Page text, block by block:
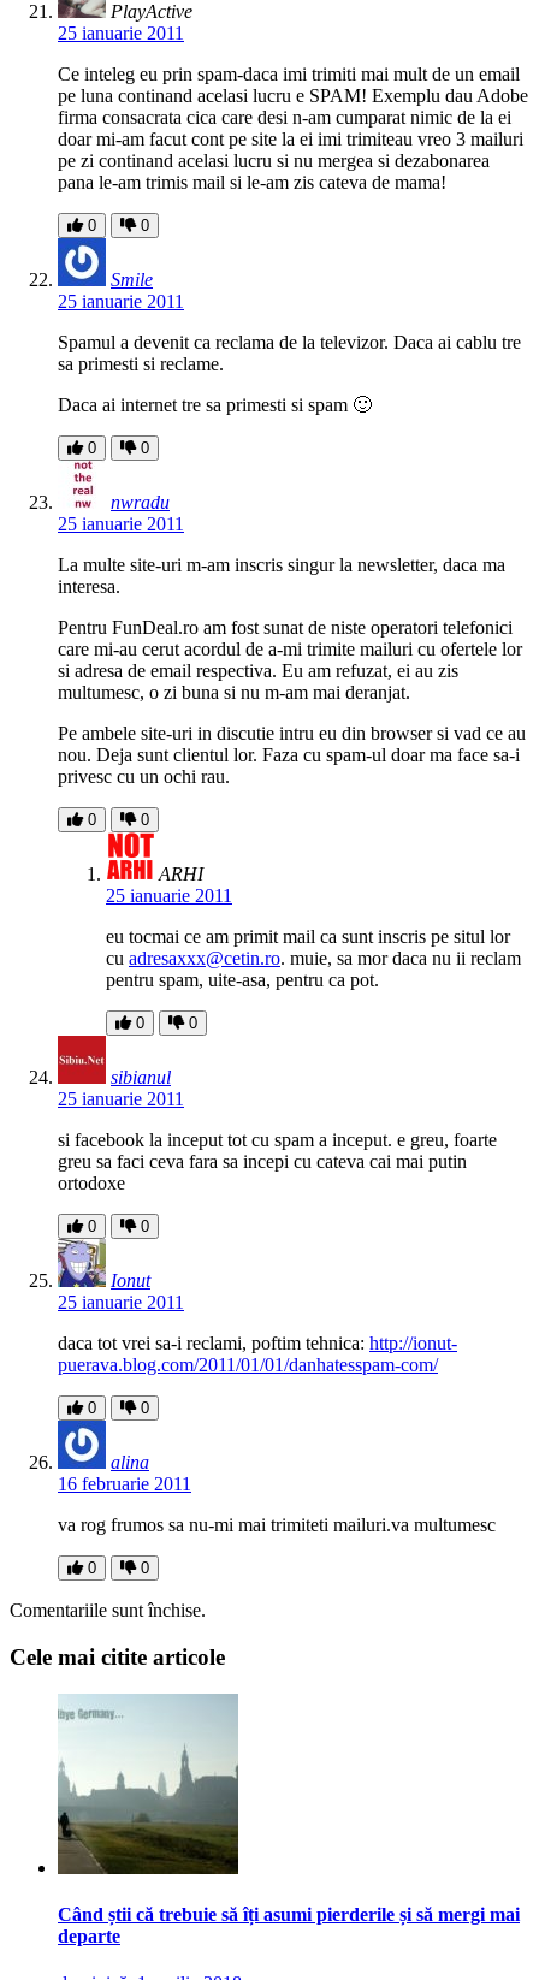
PlayActive
25 ianuarie 2011
Ce inteleg eu prin spam-daca imi trimiti mai mult de un email
pe luna continand acelasi lucru e SPAM! Exemplu dau Adobe
firma consacrata cica care desi n-am cumparat nimic de la ei
doar mi-am facut cont pe site la ei imi trimiteau vreo 3 mailuri
pe zi continand acelasi lucru si nu mergea si dezabonarea
pana le-am trimis mail si le-am zis cateva de mama!
0 0
Smile
25 ianuarie 2011
Spamul a devenit ca reclama de la televizor. Daca ai cablu tre
sa primesti si reclame.
Daca ai internet tre sa primesti si spam 🙂
0 0
nwradu
25 ianuarie 2011
La multe site-uri m-am inscris singur la newsletter, daca ma
interesa.
Pentru FunDeal.ro am fost sunat de niste operatori telefonici
care mi-au cerut acordul de a-mi trimite mailuri cu ofertele lor
si adresa de email respectiva. Eu am refuzat, ei au zis
multumesc, o zi buna si nu m-am mai deranjat.
Pe ambele site-uri in discutie intru eu din browser si vad ce au
nou. Deja sunt clientul lor. Faza cu spam-ul doar ma face sa-i
privesc cu un ochi rau.
0 0
ARHI
25 ianuarie 2011
eu tocmai ce am primit mail ca sunt inscris pe situl lor
cu adresaxxx@cetin.ro. muie, sa mor daca nu ii reclam
pentru spam, uite-asa, pentru ca pot.
0 0
sibianul
25 ianuarie 2011
si facebook la inceput tot cu spam a inceput. e greu, foarte
greu sa faci ceva fara sa incepi cu cateva cai mai putin
ortodoxe
0 0
Ionut
25 ianuarie 2011
daca tot vrei sa-i reclami, poftim tehnica: http://ionut-
puerava.blog.com/2011/01/01/danhatesspam-com/
0 0
alina
16 februarie 2011
va rog frumos sa nu-mi mai trimiteti mailuri.va multumesc
0 0
Comentariile sunt închise.
Cele mai citite articole
Când știi că trebuie să îți asumi pierderile și să mergi mai
departe